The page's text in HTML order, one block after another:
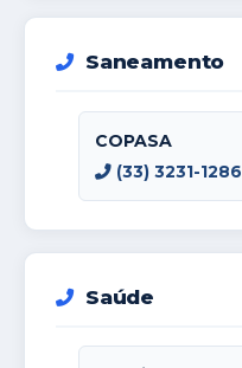
Saneamento
COPASA
(33) 3231-1286
Saúde